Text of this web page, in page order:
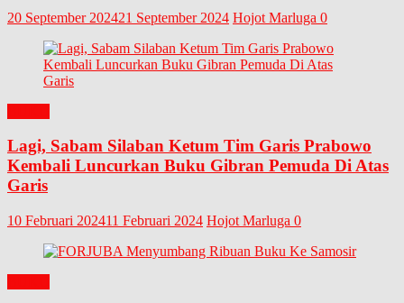
20 September 202421 September 2024 Hojot Marluga 0
Lagi, Sabam Silaban Ketum Tim Garis Prabowo
Kembali Luncurkan Buku Gibran Pemuda Di Atas
Garis
10 Februari 202411 Februari 2024 Hojot Marluga 0